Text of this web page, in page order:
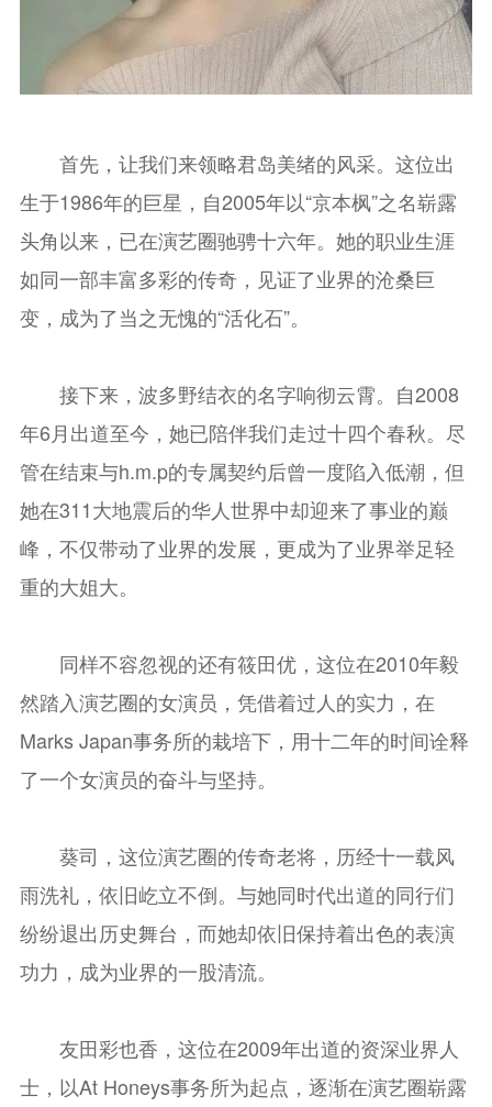
首先，让我们来领略君岛美绪的风采。这位出
生于1986年的巨星，自2005年以“京本枫”之名崭露
头角以来，已在演艺圈驰骋十六年。她的职业生涯
如同一部丰富多彩的传奇，见证了业界的沧桑巨
变，成为了当之无愧的“活化石”。
接下来，波多野结衣的名字响彻云霄。自2008
年6月出道至今，她已陪伴我们走过十四个春秋。尽
管在结束与h.m.p的专属契约后曾一度陷入低潮，但
她在311大地震后的华人世界中却迎来了事业的巅
峰，不仅带动了业界的发展，更成为了业界举足轻
重的大姐大。
同样不容忽视的还有筱田优，这位在2010年毅
然踏入演艺圈的女演员，凭借着过人的实力，在
Marks Japan事务所的栽培下，用十二年的时间诠释
了一个女演员的奋斗与坚持。
葵司，这位演艺圈的传奇老将，历经十一载风
雨洗礼，依旧屹立不倒。与她同时代出道的同行们
纷纷退出历史舞台，而她却依旧保持着出色的表演
功力，成为业界的一股清流。
友田彩也香，这位在2009年出道的资深业界人
士，以At Honeys事务所为起点，逐渐在演艺圈崭露